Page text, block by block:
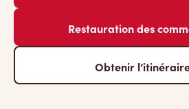
Restauration des
Obtenir